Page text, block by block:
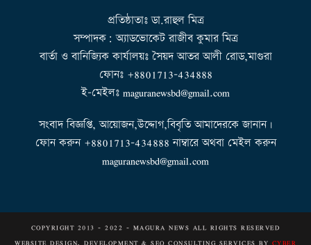
প্রতিষ্ঠাতাঃ ডা.রাহুল মিত্র
সম্পাদক: অ্যাডভোকেট রাজীব কুমার মিত্র
বার্তা ও বানিজ্যিক কার্যালয়ঃ সৈয়দ আতর আলী রোড,মাগুরা
ফোনঃ +8801713-434888
ই-মেইলঃ maguranewsbd@gmail.com
সংবাদ বিজ্ঞপ্তি, আয়োজন,উদ্দোগ,বিবৃতি আমাদেরকে জানান।
ফোন করুন +8801713-434888 নাম্বারে অথবা মেইল করুন
maguranewsbd@gmail.com
COPYRIGHT 2013 - 2022 - MAGURA NEWS ALL RIGHTS RESERVED
WEBSITE DESIGN, DEVELOPMENT & SEO CONSULTING SERVICES BY CYBER